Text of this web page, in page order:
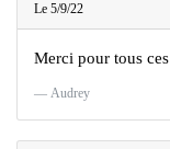
Le 5/9/22
Merci pour tous
Audrey